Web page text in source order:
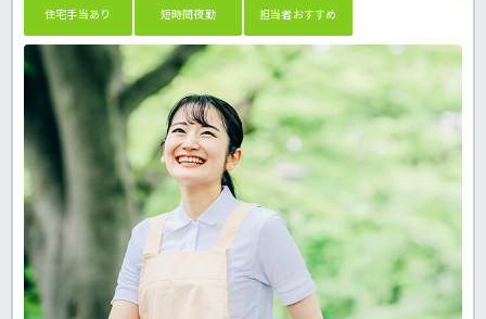
住宅手当あり 短時間夜勤 担当者おすすめ